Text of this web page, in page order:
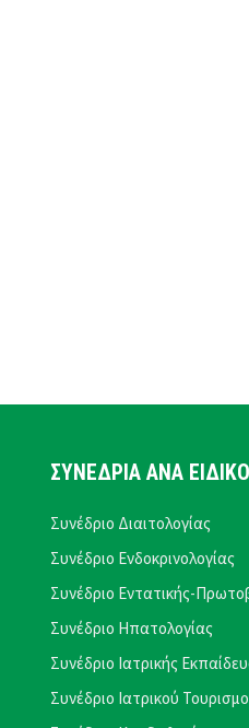
ΣΥΝΕΔΡΙΑ ΑΝΑ
Συνέδριο Διαιτολογίας
Συνέδριο Ενδοκρινολογίας
Συνέδριο Εντατικής-
Συνέδριο Ηπατολογίας
Συνέδριο Ιατρικής
Συνέδριο Ιατρικού